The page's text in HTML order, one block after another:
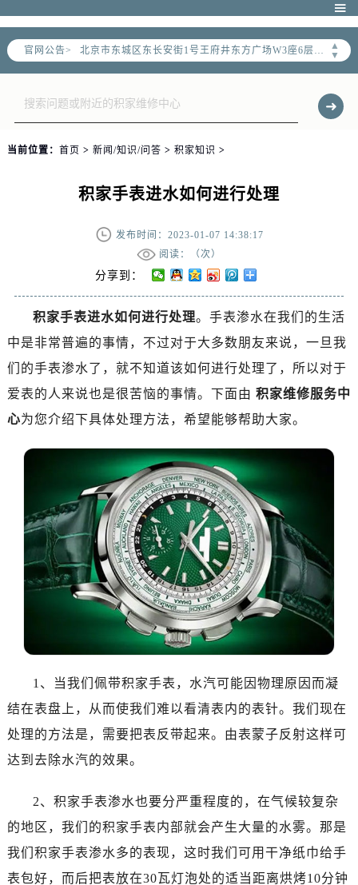

官网公告>
▲
▼
北京市朝阳区建国门外大街甲6号华熙国际中心D座11层1102室售后服务中心（需提前预约）
北京市东城区东长安街1号王府井东方广场W3座6层602室售后服务中心（需提前预约）
节假日正常营业！
当前位置： 首页 > 新闻/知识/问答 > 积家知识 >
积家手表进水如何进行处理
发布时间：2023-01-07 14:38:17
阅读：（次）
分享到：
积家手表进水如何进行处理。手表渗水在我们的生活
中是非常普遍的事情，不过对于大多数朋友来说，一旦我
们的手表渗水了，就不知道该如何进行处理了，所以对于
爱表的人来说也是很苦恼的事情。下面由 积家维修服务中
心为您介绍下具体处理方法，希望能够帮助大家。
1、当我们佩带积家手表，水汽可能因物理原因而凝
结在表盘上，从而使我们难以看清表内的表针。我们现在
处理的方法是，需要把表反带起来。由表蒙子反射这样可
达到去除水汽的效果。
2、积家手表渗水也要分严重程度的，在气候较复杂
的地区，我们的积家手表内部就会产生大量的水雾。那是
我们积家手表渗水多的表现，这时我们可用干净纸巾给手
表包好，而后把表放在30瓦灯泡处的适当距离烘烤10分钟